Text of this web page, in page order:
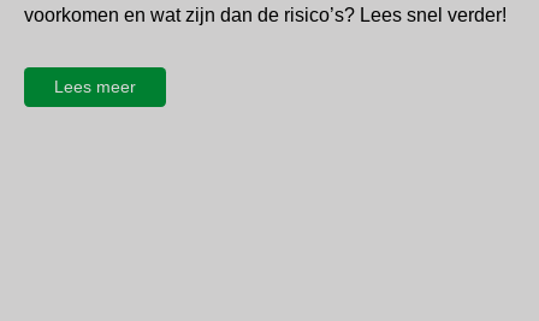
voorkomen en wat zijn dan de risico’s? Lees snel verder!
Lees meer